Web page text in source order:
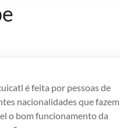
é feita por pessoas de
nacionalidades que fazem
o bom funcionamento da